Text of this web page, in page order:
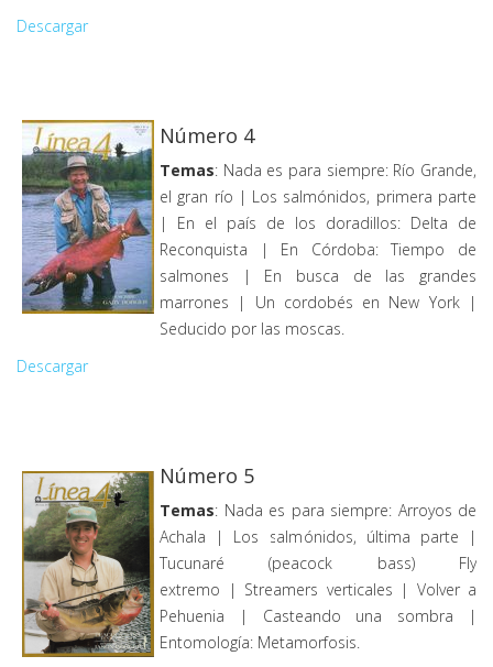
Descargar
Número 4
Temas: Nada es para siempre: Río Grande,
el gran río | Los salmónidos, primera parte
| En el país de los doradillos: Delta de
Reconquista | En Córdoba: Tiempo de
salmones | En busca de las grandes
marrones | Un cordobés en New York |
Seducido por las moscas.
Descargar
Número 5
Temas: Nada es para siempre: Arroyos de
Achala | Los salmónidos, última parte |
Tucunaré (peacock bass) Fly
extremo | Streamers verticales | Volver a
Pehuenia | Casteando una sombra |
Entomología: Metamorfosis.